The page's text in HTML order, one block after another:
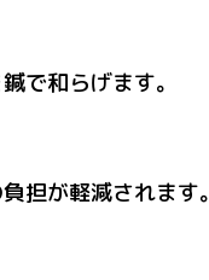
で和らげます。
担が軽減されます。